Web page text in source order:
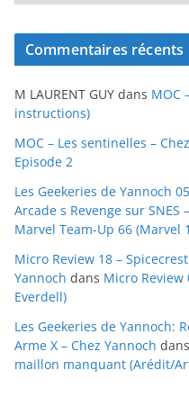
r
c
v
e
s
Commentaires récents
M LAURENT GUY dans MOC
instructions)
MOC – Les sentinelles –
Episode 2
Les Geekeries de Yannoch
Arcade s Revenge sur SNES
Marvel Team-Up 66 (Marvel
Micro Review 18 –
Yannoch dans Micro Review
Everdell)
Les Geekeries de Yannoch:
Arme X – Chez Yannoch dans
maillon manquant (Arédit/